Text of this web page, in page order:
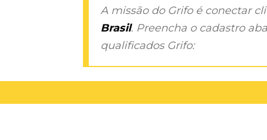
A missão do Grifo é conectar
Brasil. Preencha o cadastro
qualificados Grifo: